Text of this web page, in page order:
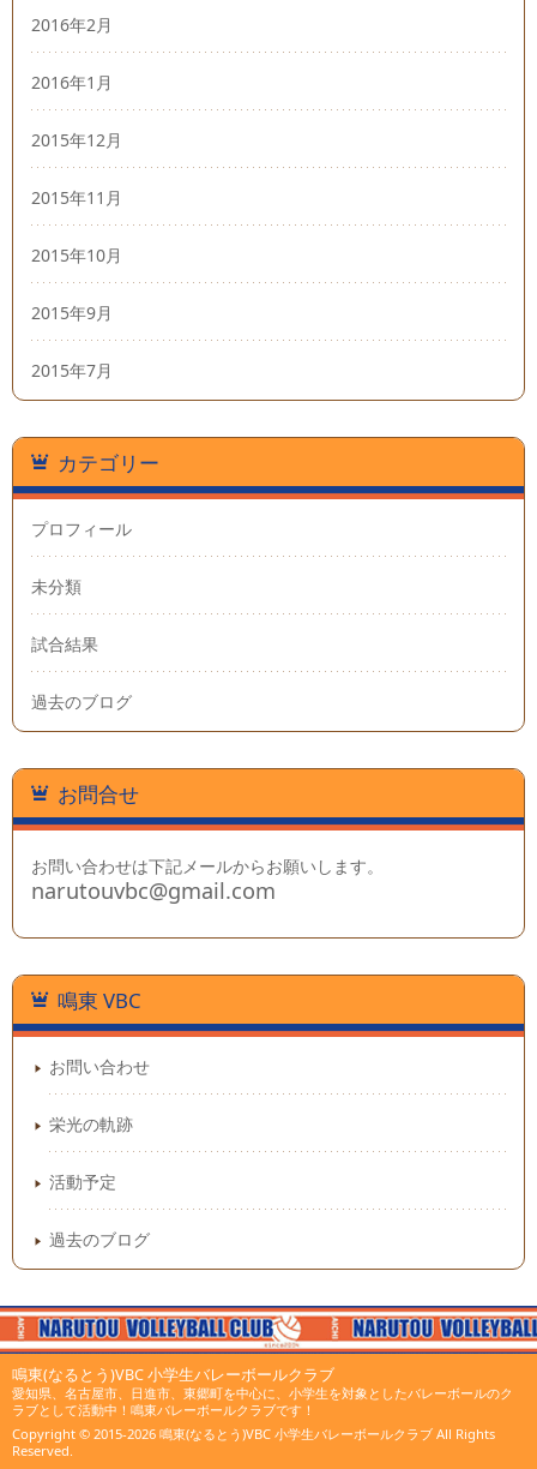
2016年2月
2016年1月
2015年12月
2015年11月
2015年10月
2015年9月
2015年7月
カテゴリー
プロフィール
未分類
試合結果
過去のブログ
お問合せ
お問い合わせは下記メールからお願いします。
narutouvbc@gmail.com
鳴東 VBC
お問い合わせ
栄光の軌跡
活動予定
過去のブログ
鳴東(なるとう)VBC 小学生バレーボールクラブ
愛知県、名古屋市、日進市、東郷町を中心に、小学生を対象としたバレーボールのク
ラブとして活動中！鳴東バレーボールクラブです！
Copyright © 2015-2026 鳴東(なるとう)VBC 小学生バレーボールクラブ All Rights
Reserved.